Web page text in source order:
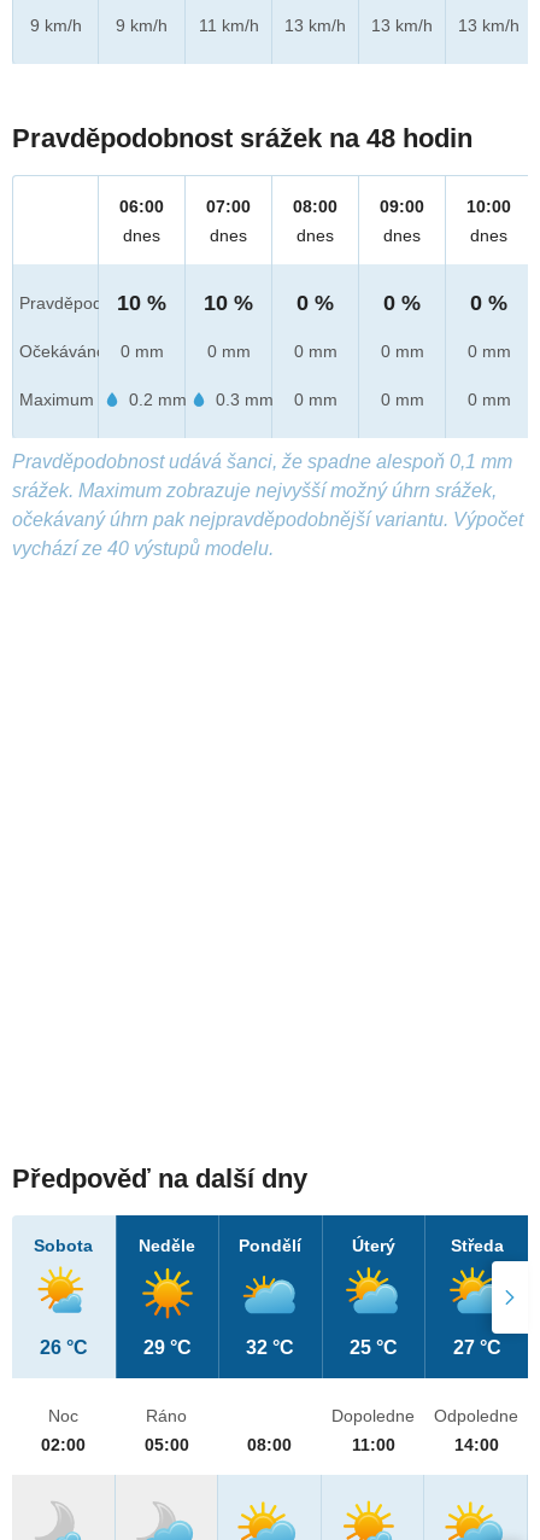
9 km/h
9 km/h
11 km/h
13 km/h
13 km/h
13 km/h
Pravděpodobnost srážek na 48 hodin
Pravděpod.
Očekáváno
Maximum
06:00
dnes
10 %
0 mm
0.2 mm
07:00
dnes
10 %
0 mm
0.3 mm
08:00
dnes
0 %
0 mm
0 mm
09:00
dnes
0 %
0 mm
0 mm
10:00
dnes
0 %
0 mm
0 mm
Pravděpodobnost udává šanci, že spadne alespoň 0,1 mm
srážek. Maximum zobrazuje nejvyšší možný úhrn srážek,
očekávaný úhrn pak nejpravděpodobnější variantu. Výpočet
vychází ze 40 výstupů modelu.
Předpověď na další dny
Sobota
26 °C
Neděle
29 °C
Pondělí
32 °C
Úterý
25 °C
Středa
27 °C
Noc
02:00
Ráno
05:00
08:00
Dopoledne
11:00
Odpoledne
14:00